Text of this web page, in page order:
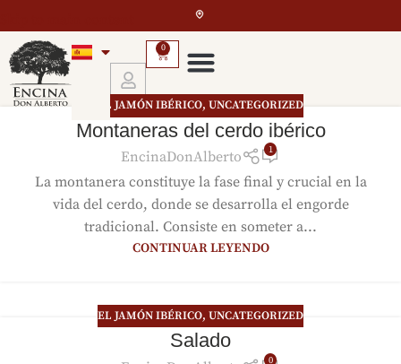
0
EL JAMÓN IBÉRICO, UNCATEGORIZED
Montaneras del cerdo ibérico
EncinaDonAlberto 1
La montanera constituye la fase final y crucial en la
vida del cerdo, donde se desarrolla el engorde
tradicional. Consiste en someter a...
CONTINUAR LEYENDO
EL JAMÓN IBÉRICO, UNCATEGORIZED
Salado
0